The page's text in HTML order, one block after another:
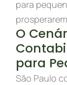
para
O
para
São Paulo